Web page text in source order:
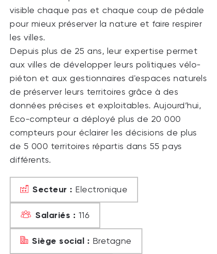
visible chaque pas et chaque coup de pédale
pour mieux préserver la nature et faire respirer
les villes.
Depuis plus de 25 ans, leur expertise permet
aux villes de développer leurs politiques vélo-
piéton et aux gestionnaires d'espaces naturels
de préserver leurs territoires grâce à des
données précises et exploitables. Aujourd’hui,
Eco-compteur a déployé plus de 20 000
compteurs pour éclairer les décisions de plus
de 5 000 territoires répartis dans 55 pays
différents.
Secteur : Electronique
Salariés : 116
Siège social : Bretagne